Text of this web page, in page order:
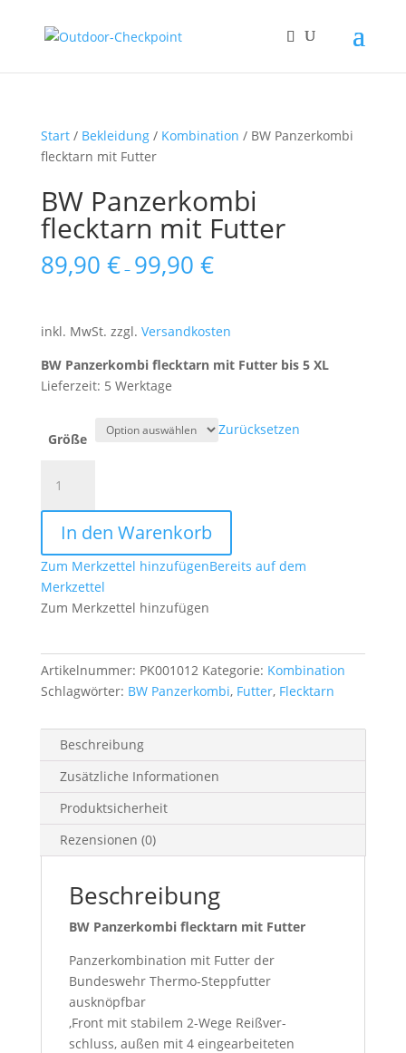
Start/ Bekleidung/ Kombination / BW Panzerkombi
flecktarn mit Futter
BW Panzerkombi
flecktarn mit Futter
89,90 €– 99,90 €
inkl. MwSt. zzgl. Versandkosten
BW Panzerkombi flecktarn mit Futter bis 5 XL
Lieferzeit: 5 Werktage
Größe
Zurücksetzen
Panzerkombi
flecktarn
Futter
Menge
In den Warenkorb
Zum Merkzettel hinzufügenBereits auf dem
Merkzettel
Zum Merkzettel hinzufügen
Artikelnummer: PK001012 Kategorie: Kombination
Schlagwörter: BW Panzerkombi, Futter, Flecktarn
Beschreibung
Zusätzliche Informationen
Produktsicherheit
Rezensionen (0)
Beschreibung
BW Panzerkombi flecktarn mit Futter
Panzerkombination mit Futter der
Bundeswehr Thermo-Steppfutter
ausknöpfbar
,Front mit stabilem 2-Wege Reißver-
schluss, außen mit 4 eingearbeiteten